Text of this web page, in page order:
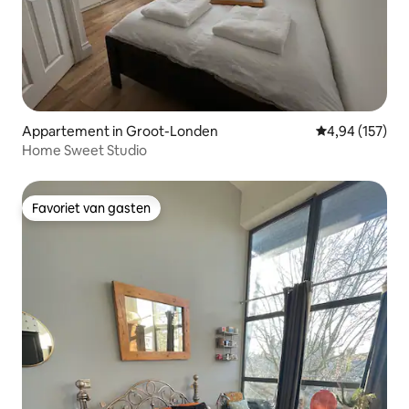
Appartement in Groot-Londen Gemiddelde
4,94 (157)
Home Sweet Studio
Favoriet van gasten
Favoriet van gasten